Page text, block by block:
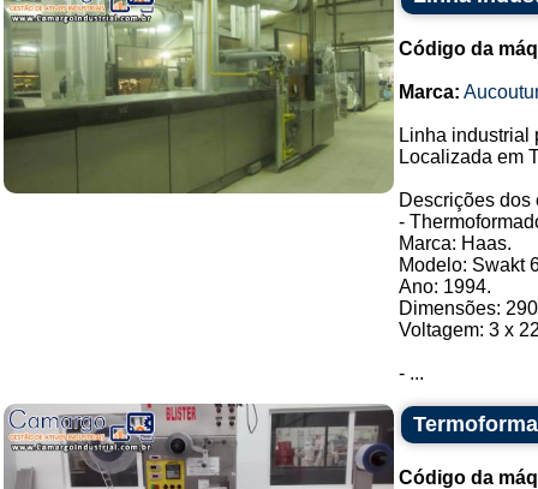
Código da
Marca:
Linha industrial
Localizada em
Descrições dos
-
Marca: Haas.
Modelo: Swakt
Ano: 1994.
Dimensões:
Voltagem: 3 x
- ...
Código da